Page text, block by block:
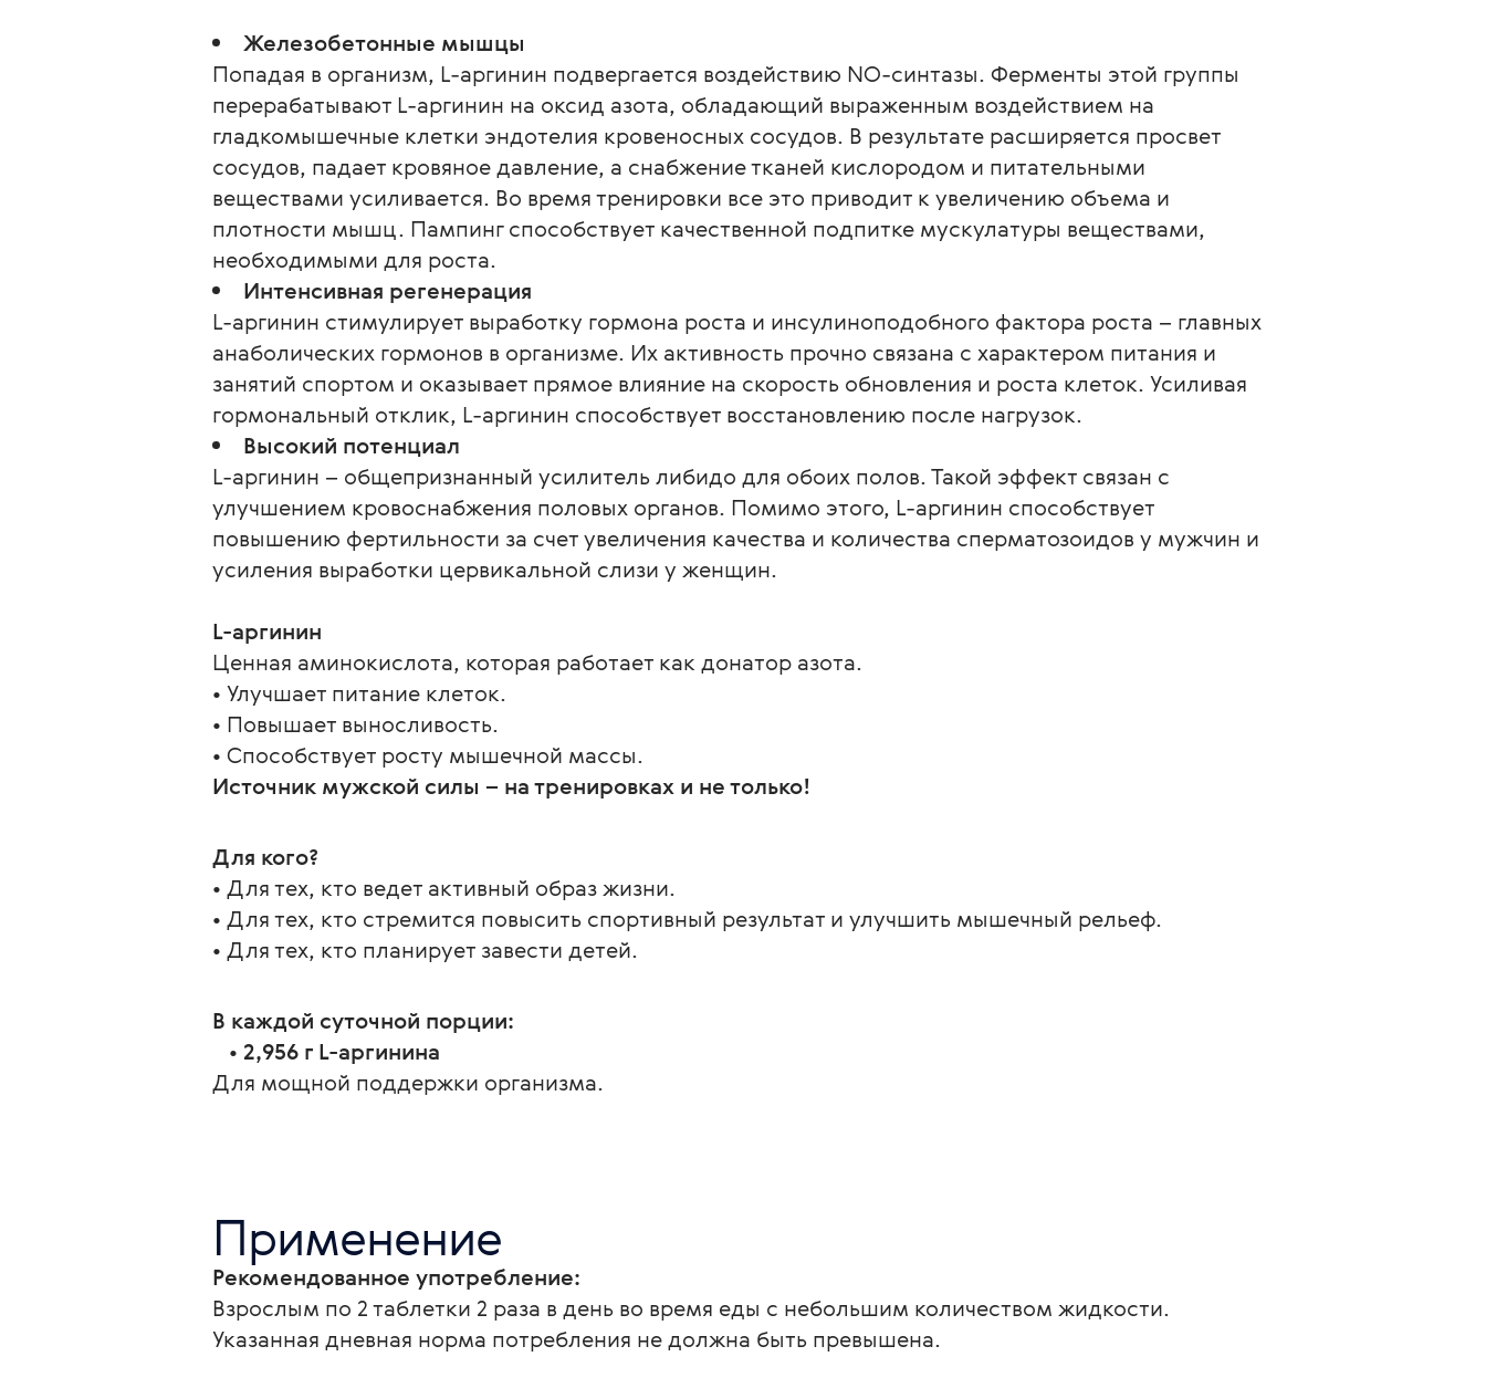
Железобетонные мышцы
Попадая в организм, L-аргинин подвергается воздействию NO-синтазы. Ферменты этой группы
перерабатывают L-аргинин на оксид азота, обладающий выраженным воздействием на
гладкомышечные клетки эндотелия кровеносных сосудов. В результате расширяется просвет
сосудов, падает кровяное давление, а снабжение тканей кислородом и питательными
веществами усиливается. Во время тренировки все это приводит к увеличению объема и
плотности мышц. Пампинг способствует качественной подпитке мускулатуры веществами,
необходимыми для роста.
Интенсивная регенерация
L-аргинин стимулирует выработку гормона роста и инсулиноподобного фактора роста – главных
анаболических гормонов в организме. Их активность прочно связана с характером питания и
занятий спортом и оказывает прямое влияние на скорость обновления и роста клеток. Усиливая
гормональный отклик, L-аргинин способствует восстановлению после нагрузок.
Высокий потенциал
L-аргинин – общепризнанный усилитель либидо для обоих полов. Такой эффект связан с
улучшением кровоснабжения половых органов. Помимо этого, L-аргинин способствует
повышению фертильности за счет увеличения качества и количества сперматозоидов у мужчин и
усиления выработки цервикальной слизи у женщин.
L-аргинин
Ценная аминокислота, которая работает как донатор азота.
• Улучшает питание клеток.
• Повышает выносливость.
• Способствует росту мышечной массы.
Источник мужской силы – на тренировках и не только!
Для кого?
• Для тех, кто ведет активный образ жизни.
• Для тех, кто стремится повысить спортивный результат и улучшить мышечный рельеф.
• Для тех, кто планирует завести детей.
В каждой суточной порции:
• 2,956 г L-аргинина
Для мощной поддержки организма.
Применение
Рекомендованное употребление:
Взрослым по 2 таблетки 2 раза в день во время еды с небольшим количеством жидкости.
Указанная дневная норма потребления не должна быть превышена.